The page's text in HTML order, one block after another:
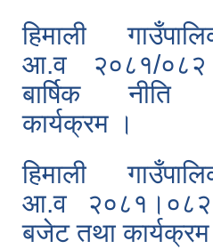
हिमाली
आ.व २०८१/
बार्षिक नीति
कार्यक्रम ।
हिमाली
आ.व
बजेट तथा